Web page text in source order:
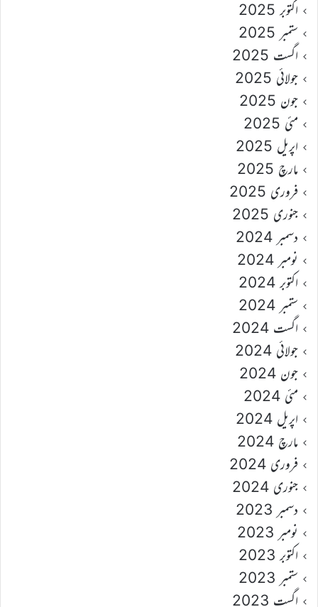
اکتوبر 2025
ستمبر 2025
اگست 2025
جولائی 2025
جون 2025
مئی 2025
اپریل 2025
مارچ 2025
فروری 2025
جنوری 2025
دسمبر 2024
نومبر 2024
اکتوبر 2024
ستمبر 2024
اگست 2024
جولائی 2024
جون 2024
مئی 2024
اپریل 2024
مارچ 2024
فروری 2024
جنوری 2024
دسمبر 2023
نومبر 2023
اکتوبر 2023
ستمبر 2023
اگست 2023